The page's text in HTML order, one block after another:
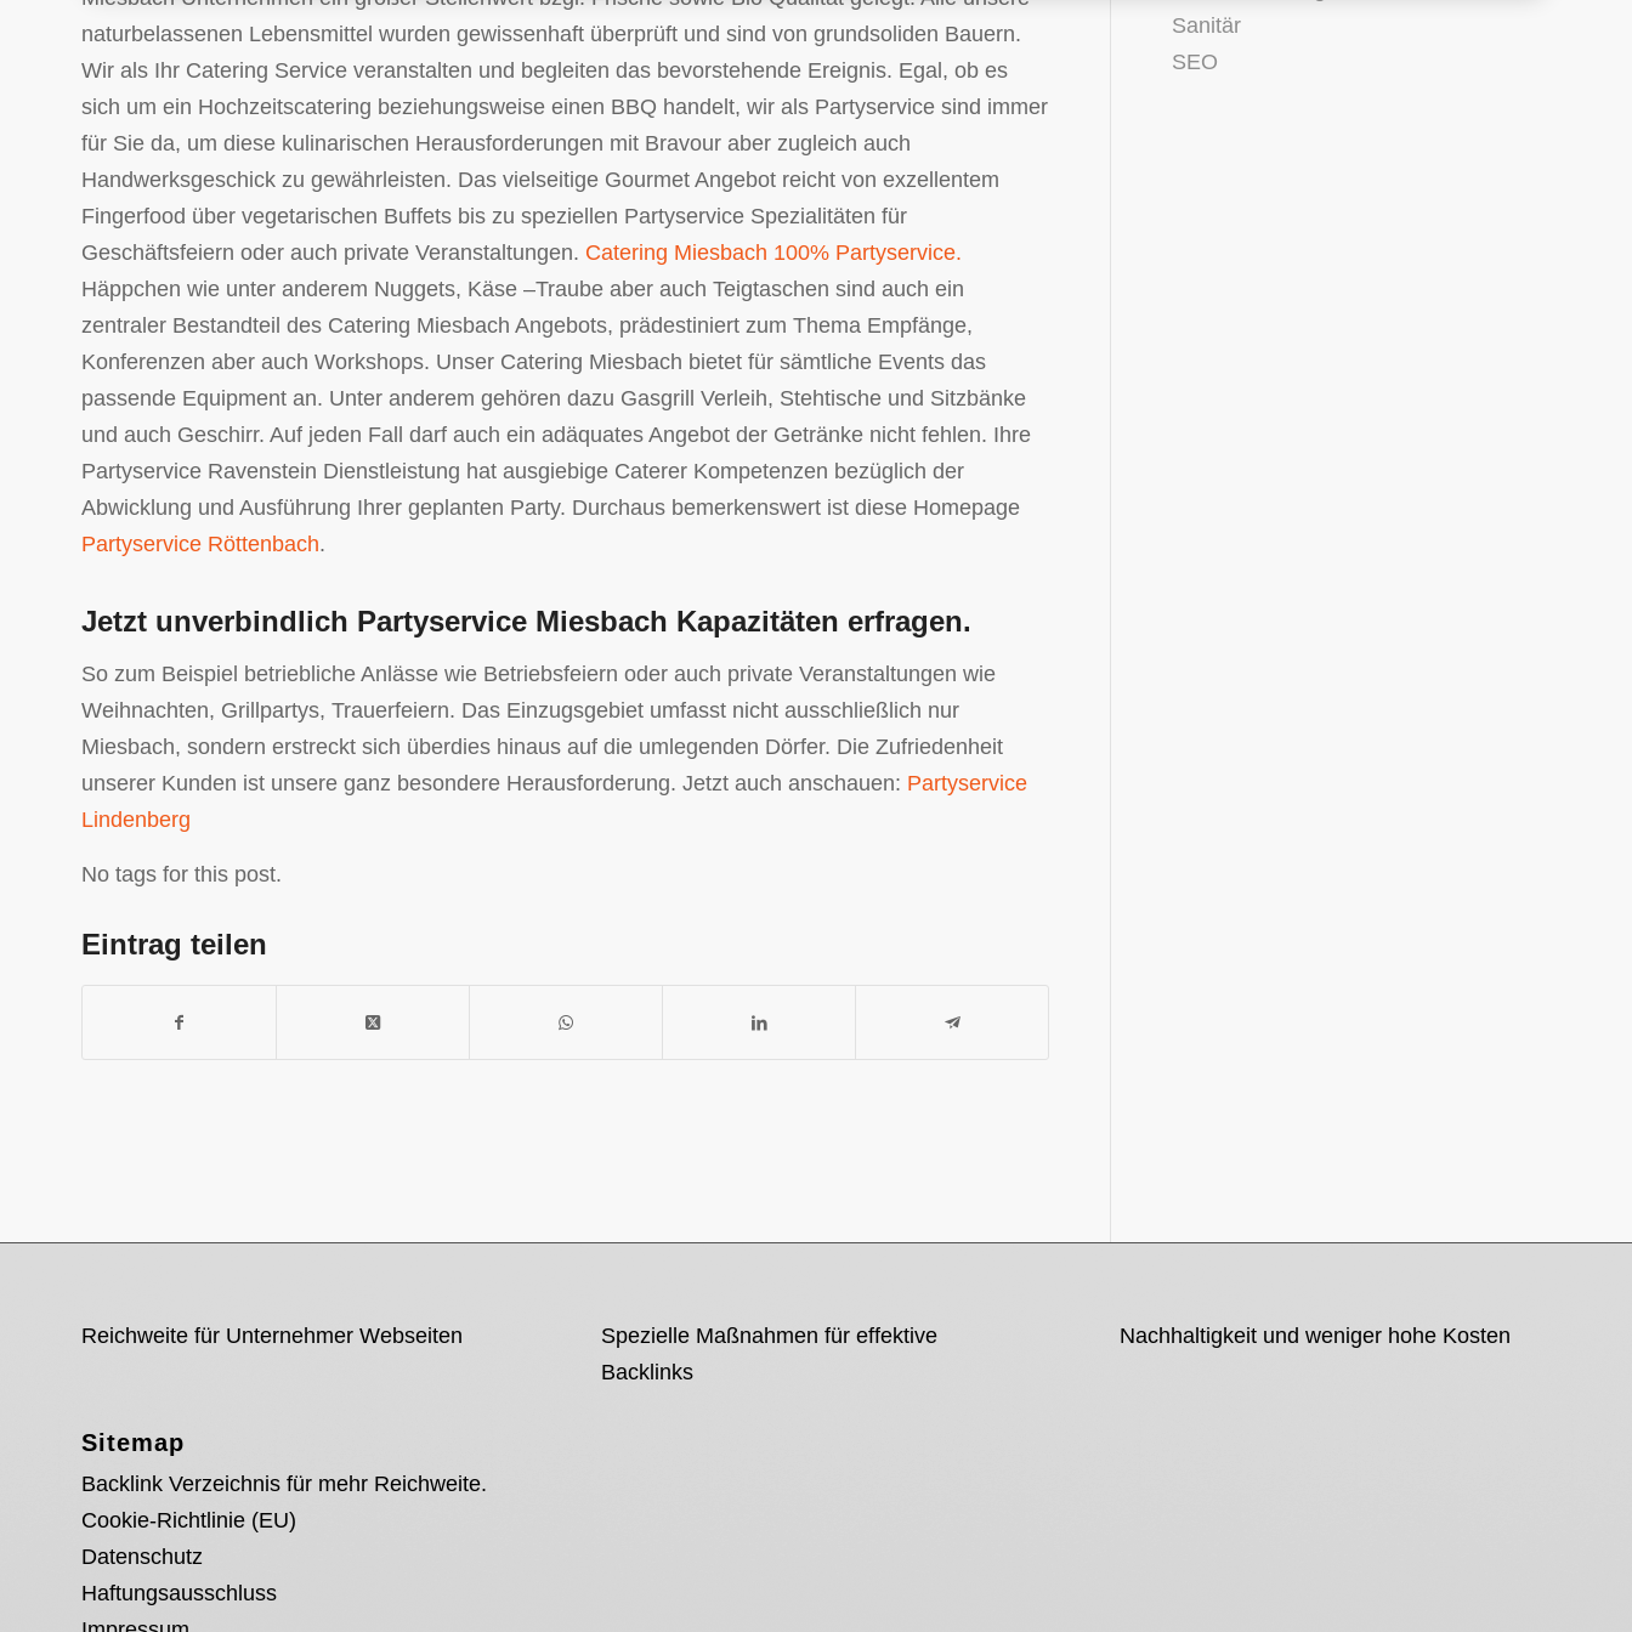
naturbelassenen Lebensmittel wurden gewissenhaft überprüft und sind von grundsoliden Bauern.
Wir als Ihr Catering Service veranstalten und begleiten das bevorstehende Ereignis. Egal, ob es
sich um ein Hochzeitscatering beziehungsweise einen BBQ handelt, wir als Partyservice sind immer
für Sie da, um diese kulinarischen Herausforderungen mit Bravour aber zugleich auch
Handwerksgeschick zu gewährleisten. Das vielseitige Gourmet Angebot reicht von exzellentem
Fingerfood über vegetarischen Buffets bis zu speziellen Partyservice Spezialitäten für
Geschäftsfeiern oder auch private Veranstaltungen. Catering Miesbach 100% Partyservice.
Häppchen wie unter anderem Nuggets, Käse –Traube aber auch Teigtaschen sind auch ein
zentraler Bestandteil des Catering Miesbach Angebots, prädestiniert zum Thema Empfänge,
Konferenzen aber auch Workshops. Unser Catering Miesbach bietet für sämtliche Events das
passende Equipment an. Unter anderem gehören dazu Gasgrill Verleih, Stehtische und Sitzbänke
und auch Geschirr. Auf jeden Fall darf auch ein adäquates Angebot der Getränke nicht fehlen. Ihre
Partyservice Ravenstein Dienstleistung hat ausgiebige Caterer Kompetenzen bezüglich der
Abwicklung und Ausführung Ihrer geplanten Party. Durchaus bemerkenswert ist diese Homepage
Partyservice Röttenbach.
Jetzt unverbindlich Partyservice Miesbach Kapazitäten erfragen.
So zum Beispiel betriebliche Anlässe wie Betriebsfeiern oder auch private Veranstaltungen wie
Weihnachten, Grillpartys, Trauerfeiern. Das Einzugsgebiet umfasst nicht ausschließlich nur
Miesbach, sondern erstreckt sich überdies hinaus auf die umlegenden Dörfer. Die Zufriedenheit
unserer Kunden ist unsere ganz besondere Herausforderung. Jetzt auch anschauen: Partyservice
Lindenberg
No tags for this post.
Eintrag teilen
Sanitär
SEO
Reichweite für Unternehmer Webseiten
Sitemap
Backlink Verzeichnis für mehr Reichweite.
Cookie-Richtlinie (EU)
Datenschutz
Haftungsausschluss
Spezielle Maßnahmen für effektive
Backlinks
Nachhaltigkeit und weniger hohe Kosten